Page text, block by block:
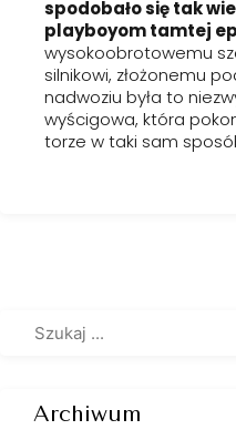
spodobało się tak
playboyom tamtej
wysokoobrotowemu
silnikowi, złożonemu
nadwoziu była to
wyścigowa, która
torze w taki sam
Archiwum